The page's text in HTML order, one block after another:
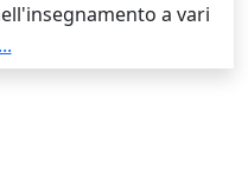
a vari
scuola superiore
di matematica